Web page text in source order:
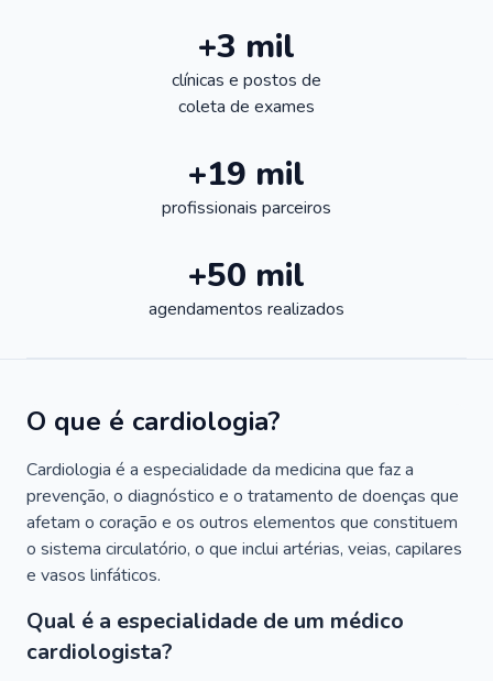
+3 mil
clínicas e postos de
coleta de exames
+19 mil
profissionais parceiros
+50 mil
agendamentos realizados
O que é cardiologia?
Cardiologia é a especialidade da medicina que faz a
prevenção, o diagnóstico e o tratamento de doenças que
afetam o coração e os outros elementos que constituem
o sistema circulatório, o que inclui artérias, veias, capilares
e vasos linfáticos.
Qual é a especialidade de um médico
cardiologista?